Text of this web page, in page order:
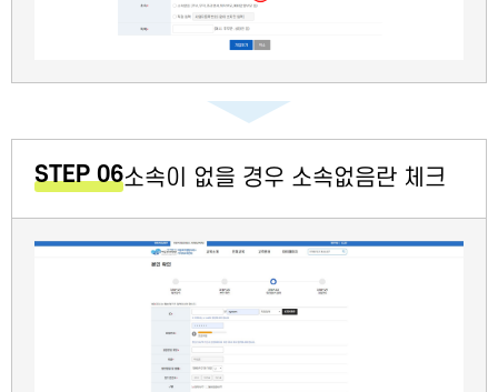
STEP 06소속이 없을 경우 소속없음란 체크